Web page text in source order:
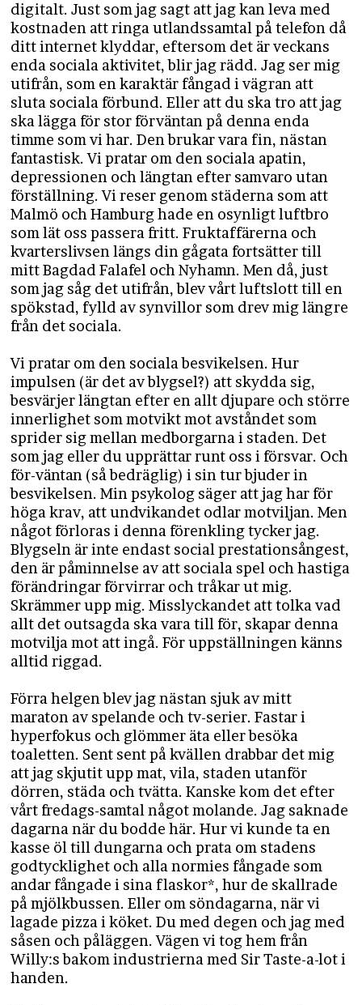
digitalt. Just som jag sagt att jag kan leva med
kostnaden att ringa utlandssamtal på telefon då
ditt internet klyddar, eftersom det är veckans
enda sociala aktivitet, blir jag rädd. Jag ser mig
utifrån, som en karaktär fångad i vägran att
sluta sociala förbund. Eller att du ska tro att jag
ska lägga för stor förväntan på denna enda
timme som vi har. Den brukar vara fin, nästan
fantastisk. Vi pratar om den sociala apatin,
depressionen och längtan efter samvaro utan
förställning. Vi reser genom städerna som att
Malmö och Hamburg hade en osynligt luftbro
som lät oss passera fritt. Fruktaffärerna och
kvarterslivsen längs din gågata fortsätter till
mitt Bagdad Falafel och Nyhamn. Men då, just
som jag såg det utifrån, blev vårt luftslott till en
spökstad, fylld av synvillor som drev mig längre
från det sociala.
Vi pratar om den sociala besvikelsen. Hur
impulsen (är det av blygsel?) att skydda sig,
besvärjer längtan efter en allt djupare och större
innerlighet som motvikt mot avståndet som
sprider sig mellan medborgarna i staden. Det
som jag eller du upprättar runt oss i försvar. Och
för-väntan (så bedräglig) i sin tur bjuder in
besvikelsen. Min psykolog säger att jag har för
höga krav, att undvikandet odlar motviljan. Men
något förloras i denna förenkling tycker jag.
Blygseln är inte endast social prestationsångest,
den är påminnelse av att sociala spel och hastiga
förändringar förvirrar och tråkar ut mig.
Skrämmer upp mig. Misslyckandet att tolka vad
allt det outsagda ska vara till för, skapar denna
motvilja mot att ingå. För uppställningen känns
alltid riggad.
Förra helgen blev jag nästan sjuk av mitt
maraton av spelande och tv-serier. Fastar i
hyperfokus och glömmer äta eller besöka
toaletten. Sent sent på kvällen drabbar det mig
att jag skjutit upp mat, vila, staden utanför
dörren, städa och tvätta. Kanske kom det efter
vårt fredags-samtal något molande. Jag saknade
dagarna när du bodde här. Hur vi kunde ta en
kasse öl till dungarna och prata om stadens
godtycklighet och alla normies fångade som
andar fångade i sina flaskor*, hur de skallrade
på mjölkbussen. Eller om söndagarna, när vi
lagade pizza i köket. Du med degen och jag med
såsen och påläggen. Vägen vi tog hem från
Willy:s bakom industrierna med Sir Taste-a-lot i
handen.